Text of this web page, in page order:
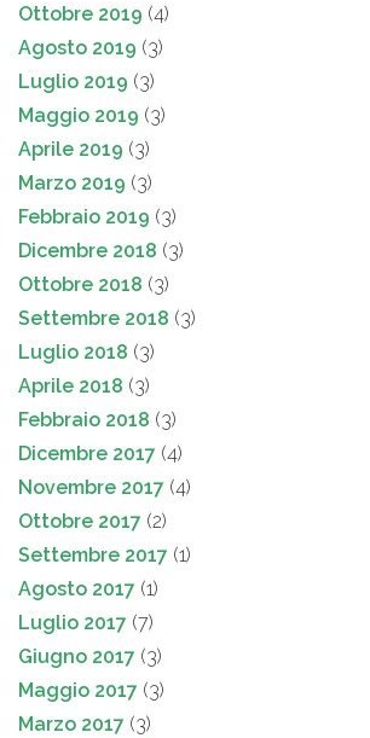
Ottobre 2019 (4)
Agosto 2019 (3)
Luglio 2019 (3)
Maggio 2019 (3)
Aprile 2019 (3)
Marzo 2019 (3)
Febbraio 2019 (3)
Dicembre 2018 (3)
Ottobre 2018 (3)
Settembre 2018 (3)
Luglio 2018 (3)
Aprile 2018 (3)
Febbraio 2018 (3)
Dicembre 2017 (4)
Novembre 2017 (4)
Ottobre 2017 (2)
Settembre 2017 (1)
Agosto 2017 (1)
Luglio 2017 (7)
Giugno 2017 (3)
Maggio 2017 (3)
Marzo 2017 (3)